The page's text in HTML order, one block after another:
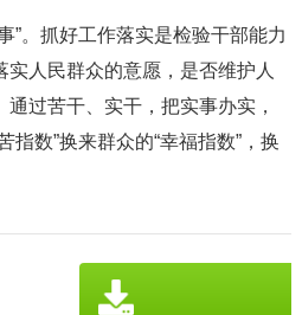
。 抓好工作落实是检验干部能力
实人民群众的意愿，是否维护人
过苦干、实干，把实事办实，
指数”换来群众的“幸福指数”，换